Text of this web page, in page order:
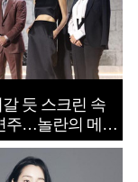
듯 스크린 속
주…놀란의 메시
속죄’